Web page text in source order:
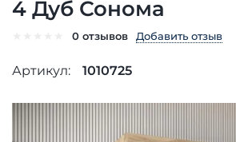
4 Дуб Сонома
0 отзывов Добавить отзыв
Артикул: 1010725